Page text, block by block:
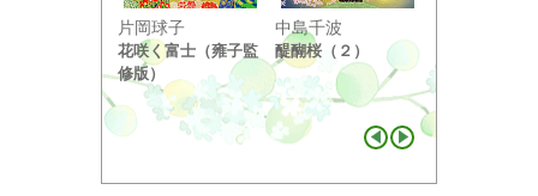
片岡球子
花咲く富士（雍子監
修版）
中島千波
醍醐桜（２）
り ...